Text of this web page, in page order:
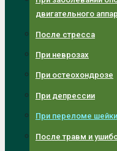
двигательного
После стресса
При неврозах
При остеохондрозе
При депрессии
При переломе
После травм и